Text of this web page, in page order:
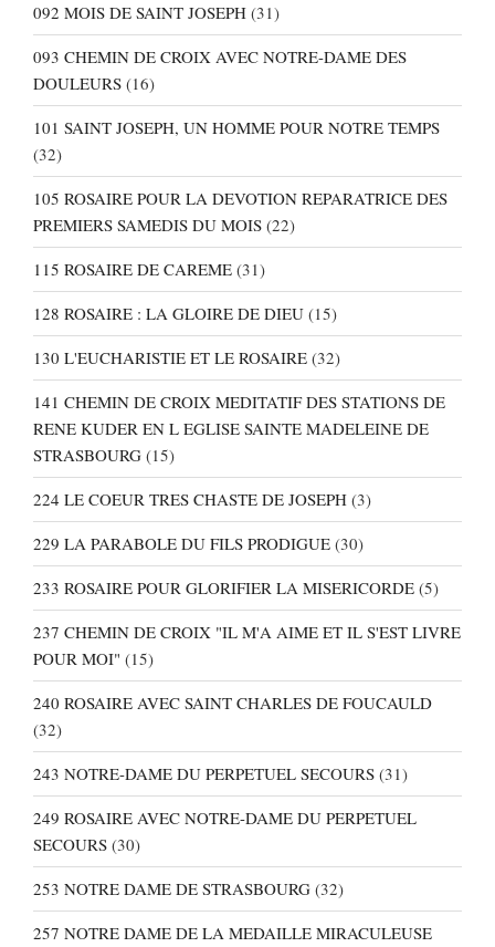
092 MOIS DE SAINT JOSEPH (31)
093 CHEMIN DE CROIX AVEC NOTRE-DAME DES
DOULEURS (16)
101 SAINT JOSEPH, UN HOMME POUR NOTRE TEMPS
(32)
105 ROSAIRE POUR LA DEVOTION REPARATRICE DES
PREMIERS SAMEDIS DU MOIS (22)
115 ROSAIRE DE CAREME (31)
128 ROSAIRE : LA GLOIRE DE DIEU (15)
130 L'EUCHARISTIE ET LE ROSAIRE (32)
141 CHEMIN DE CROIX MEDITATIF DES STATIONS DE
RENE KUDER EN L EGLISE SAINTE MADELEINE DE
STRASBOURG (15)
224 LE COEUR TRES CHASTE DE JOSEPH (3)
229 LA PARABOLE DU FILS PRODIGUE (30)
233 ROSAIRE POUR GLORIFIER LA MISERICORDE (5)
237 CHEMIN DE CROIX "IL M'A AIME ET IL S'EST LIVRE
POUR MOI" (15)
240 ROSAIRE AVEC SAINT CHARLES DE FOUCAULD
(32)
243 NOTRE-DAME DU PERPETUEL SECOURS (31)
249 ROSAIRE AVEC NOTRE-DAME DU PERPETUEL
SECOURS (30)
253 NOTRE DAME DE STRASBOURG (32)
257 NOTRE DAME DE LA MEDAILLE MIRACULEUSE